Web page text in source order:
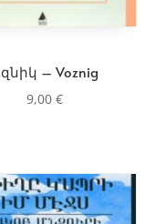
– Voznig
9,00 €